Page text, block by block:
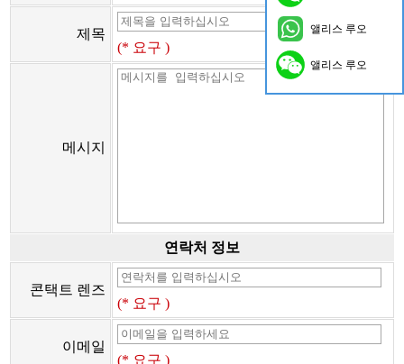
제목
(* 요구 )
메시지
연락처 정보
콘택트 렌즈
(* 요구 )
이메일
(* 요구 )
앨리스 루오
앨리스 루오